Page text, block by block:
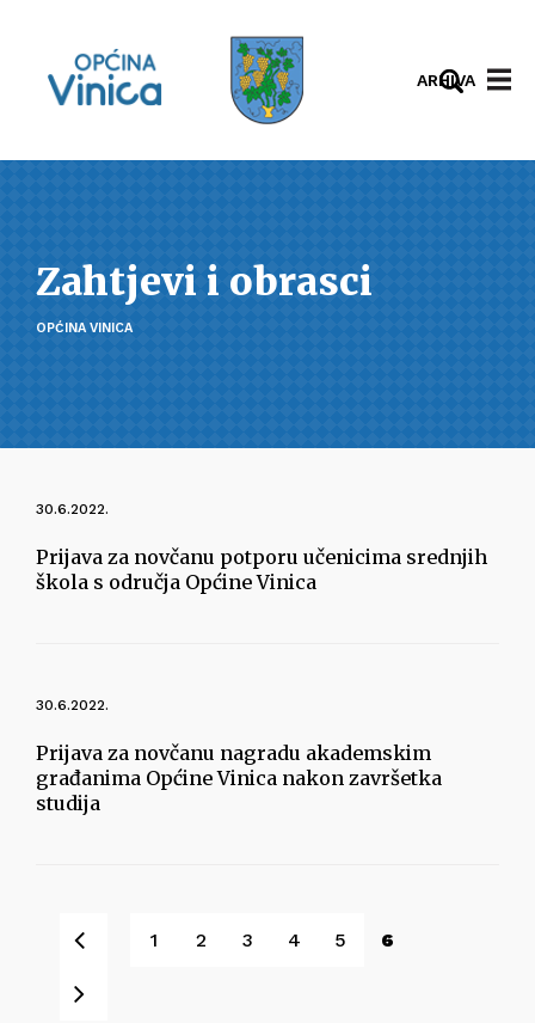
ARHIVA
Zahtjevi i obrasci
OPĆINA VINICA
30.6.2022.
Prijava za novčanu potporu učenicima srednjih
škola s odručja Općine Vinica
30.6.2022.
Prijava za novčanu nagradu akademskim
građanima Općine Vinica nakon završetka
studija
1 2 3 4 5 6